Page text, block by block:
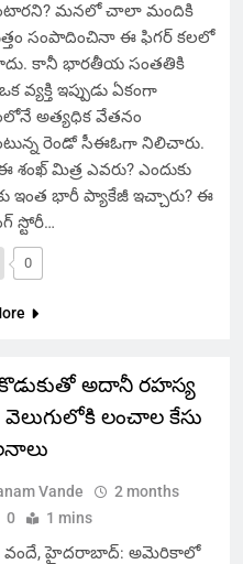
మనలో చాలా మందికి
సంపాదించినా ఈ ఫిగర్ కలలో
కానీ భారతీయ సంతతికి
వ్యక్తి ఇప్పుడు ఏకంగా
అత్యధిక వేతనం
రెండో సీఈఓగా నిలిచారు.
శంఖ్ మిత్ర ఎవరు? ఎందుకు
ఇంత భారీ ప్యాకేజీ ఇచ్చారు? ఈ
స్టోరీ…
0
కొడుకుతో అదానీ రహస్య
లంచాల కేసు
Vande
2 months
0 1 mins
వందే, హైదరాబాద్: అమెరికాలో